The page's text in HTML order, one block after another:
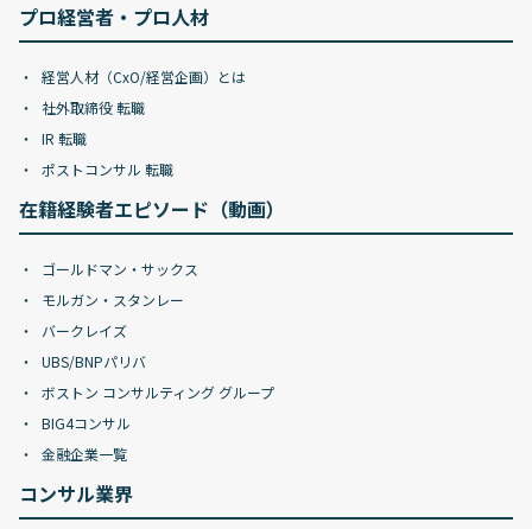
プロ経営者・プロ人材
経営人材（CxO/経営企画）とは
社外取締役 転職
IR 転職
ポストコンサル 転職
在籍経験者エピソード（動画）
ゴールドマン・サックス
モルガン・スタンレー
バークレイズ
UBS/BNPパリバ
ボストン コンサルティング グループ
BIG4コンサル
金融企業一覧
コンサル業界